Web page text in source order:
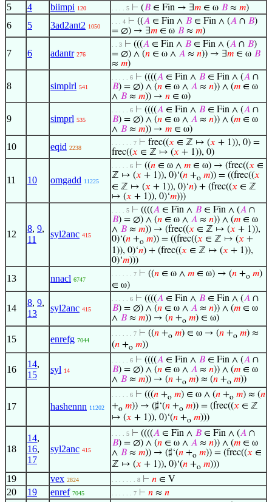
5 4 biimpi 120 . . . . 5 ⊢ (𝐵 ∈ Fin → ∃𝑚 ∈ ω 𝐵 ≈ 𝑚)
6 5 3ad2ant2 1050
. . . 4 ⊢ ((𝐴 ∈ Fin ∧ 𝐵 ∈ Fin ∧ (𝐴 ∩ 𝐵)
= ∅) → ∃𝑚 ∈ ω 𝐵 ≈ 𝑚)
7 6 adantr 276
. . 3 ⊢ (((𝐴 ∈ Fin ∧ 𝐵 ∈ Fin ∧ (𝐴 ∩ 𝐵)
= ∅) ∧ (𝑛 ∈ ω ∧ 𝐴 ≈ 𝑛)) → ∃𝑚 ∈ ω 𝐵
≈ 𝑚)
8 simplrl 541
. . . . . 6 ⊢ ((((𝐴 ∈ Fin ∧ 𝐵 ∈ Fin ∧ (𝐴 ∩
𝐵) = ∅) ∧ (𝑛 ∈ ω ∧ 𝐴 ≈ 𝑛)) ∧ (𝑚 ∈ ω
∧ 𝐵 ≈ 𝑚)) → 𝑛 ∈ ω)
9 simprl 535
. . . . . 6 ⊢ ((((𝐴 ∈ Fin ∧ 𝐵 ∈ Fin ∧ (𝐴 ∩
𝐵) = ∅) ∧ (𝑛 ∈ ω ∧ 𝐴 ≈ 𝑛)) ∧ (𝑚 ∈ ω
∧ 𝐵 ≈ 𝑚)) → 𝑚 ∈ ω)
10 eqid 2238
. . . . . . 7 ⊢ frec((𝑥 ∈ ℤ ↦ (𝑥 + 1)), 0) =
frec((𝑥 ∈ ℤ ↦ (𝑥 + 1)), 0)
11 10 omgadd 11225
. . . . . 6 ⊢ ((𝑛 ∈ ω ∧ 𝑚 ∈ ω) → (frec((𝑥 ∈
ℤ ↦ (𝑥 + 1)), 0)‘(𝑛 +o 𝑚)) = ((frec((𝑥
∈ ℤ ↦ (𝑥 + 1)), 0)‘𝑛) + (frec((𝑥 ∈ ℤ
↦ (𝑥 + 1)), 0)‘𝑚)))
12
8, 9,
11
syl2anc 415
. . . . 5 ⊢ ((((𝐴 ∈ Fin ∧ 𝐵 ∈ Fin ∧ (𝐴 ∩
𝐵) = ∅) ∧ (𝑛 ∈ ω ∧ 𝐴 ≈ 𝑛)) ∧ (𝑚 ∈ ω
∧ 𝐵 ≈ 𝑚)) → (frec((𝑥 ∈ ℤ ↦ (𝑥 + 1)),
0)‘(𝑛 +o 𝑚)) = ((frec((𝑥 ∈ ℤ ↦ (𝑥 +
1)), 0)‘𝑛) + (frec((𝑥 ∈ ℤ ↦ (𝑥 + 1)),
0)‘𝑚)))
13 nnacl 6747
. . . . . . 7 ⊢ ((𝑛 ∈ ω ∧ 𝑚 ∈ ω) → (𝑛 +o 𝑚)
∈ ω)
14
8, 9,
13
syl2anc 415
. . . . . 6 ⊢ ((((𝐴 ∈ Fin ∧ 𝐵 ∈ Fin ∧ (𝐴 ∩
𝐵) = ∅) ∧ (𝑛 ∈ ω ∧ 𝐴 ≈ 𝑛)) ∧ (𝑚 ∈ ω
∧ 𝐵 ≈ 𝑚)) → (𝑛 +o 𝑚) ∈ ω)
15 enrefg 7044
. . . . . . 7 ⊢ ((𝑛 +o 𝑚) ∈ ω → (𝑛 +o 𝑚) ≈
(𝑛 +o 𝑚))
16
14,
15
syl 14
. . . . . 6 ⊢ ((((𝐴 ∈ Fin ∧ 𝐵 ∈ Fin ∧ (𝐴 ∩
𝐵) = ∅) ∧ (𝑛 ∈ ω ∧ 𝐴 ≈ 𝑛)) ∧ (𝑚 ∈ ω
∧ 𝐵 ≈ 𝑚)) → (𝑛 +o 𝑚) ≈ (𝑛 +o 𝑚))
17 hashennn 11202
. . . . . 6 ⊢ (((𝑛 +o 𝑚) ∈ ω ∧ (𝑛 +o 𝑚) ≈ (𝑛
+o 𝑚)) → (♯‘(𝑛 +o 𝑚)) = (frec((𝑥 ∈ ℤ
↦ (𝑥 + 1)), 0)‘(𝑛 +o 𝑚)))
18
14,
16,
17
syl2anc 415
. . . . 5 ⊢ ((((𝐴 ∈ Fin ∧ 𝐵 ∈ Fin ∧ (𝐴 ∩
𝐵) = ∅) ∧ (𝑛 ∈ ω ∧ 𝐴 ≈ 𝑛)) ∧ (𝑚 ∈ ω
∧ 𝐵 ≈ 𝑚)) → (♯‘(𝑛 +o 𝑚)) = (frec((𝑥 ∈
ℤ ↦ (𝑥 + 1)), 0)‘(𝑛 +o 𝑚)))
19 vex 2824 . . . . . . . 8 ⊢ 𝑛 ∈ V
20 19 enref 7045 . . . . . . 7 ⊢ 𝑛 ≈ 𝑛